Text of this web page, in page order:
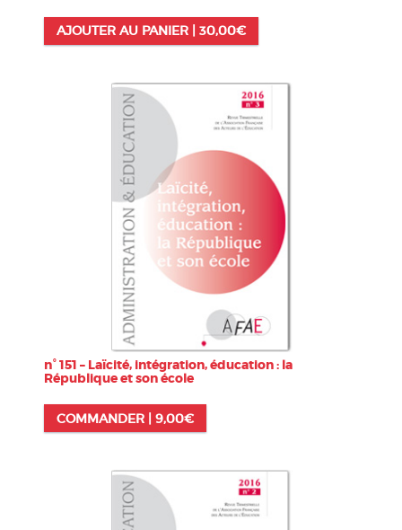
AJOUTER AU PANIER | 30,00€
n° 151 – Laïcité, intégration, éducation : la
République et son école
COMMANDER | 9,00€